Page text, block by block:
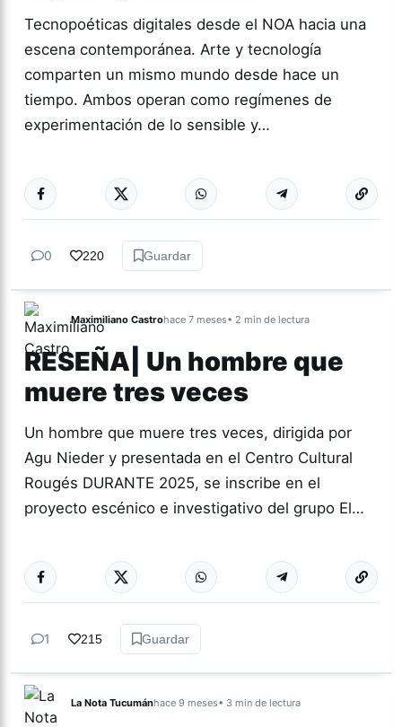
Tecnopoéticas digitales desde el NOA hacia una
escena contemporánea. Arte y tecnología
comparten un mismo mundo desde hace un
tiempo. Ambos operan como regímenes de
experimentación de lo sensible y…
ARTES Más
0 220 Guardar
Maximiliano Castrohace 7 meses• 2 min de lectura
RESEÑA| Un hombre que
muere tres veces
Un hombre que muere tres veces, dirigida por
Agu Nieder y presentada en el Centro Cultural
Rougés DURANTE 2025, se inscribe en el
proyecto escénico e investigativo del grupo El…
ARTES Más
1 215 Guardar
La Nota Tucumánhace 9 meses• 3 min de lectura